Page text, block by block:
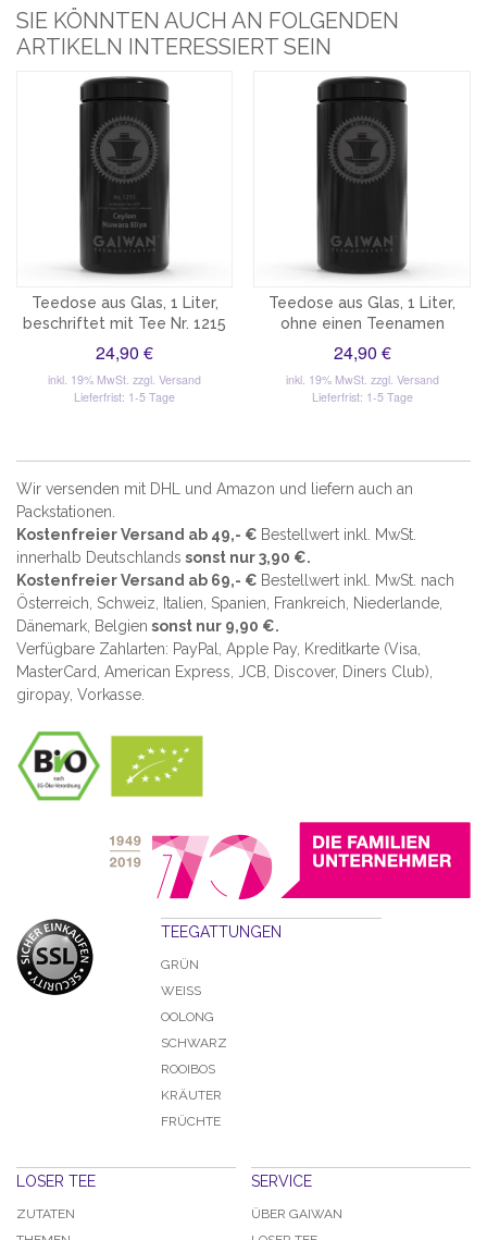
SIE KÖNNTEN AUCH AN FOLGENDEN
ARTIKELN INTERESSIERT SEIN
Teedose aus Glas, 1 Liter,
beschriftet mit Tee Nr. 1215
24,90 €
inkl. 19% MwSt.zzgl. Versand
Lieferfrist: 1-5 Tage
Teedose aus Glas, 1 Liter,
ohne einen Teenamen
24,90 €
inkl. 19% MwSt. zzgl. Versand
Lieferfrist: 1-5 Tage
Wir versenden mit DHL und Amazon und liefern auch an
Packstationen.
Kostenfreier Versand ab 49,- € Bestellwert inkl. MwSt.
innerhalb Deutschlands sonst nur 3,90 €.
Kostenfreier Versand ab 69,- € Bestellwert inkl. MwSt. nach
Österreich, Schweiz, Italien, Spanien, Frankreich, Niederlande,
Dänemark, Belgien sonst nur 9,90 €.
Verfügbare Zahlarten: PayPal, Apple Pay, Kreditkarte (Visa,
MasterCard, American Express, JCB, Discover, Diners Club),
giropay, Vorkasse.
TEEGATTUNGEN
GRÜN
WEISS
OOLONG
SCHWARZ
ROOIBOS
KRÄUTER
FRÜCHTE
LOSER TEE
ZUTATEN
SERVICE
ÜBER GAIWAN